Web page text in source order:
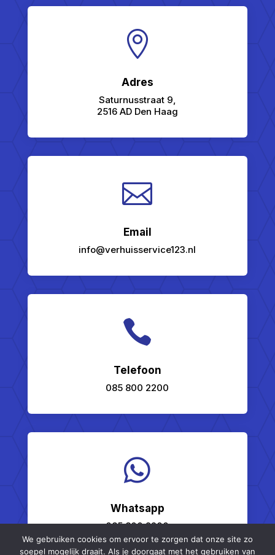

Adres
Saturnusstraat 9,
2516 AD Den Haag

Email
info@verhuisservice123.nl

Telefoon
085 800 2200

Whatsapp
085 800 2200
We gebruiken cookies om ervoor te zorgen dat onze site zo
soepel mogelijk draait. Als je doorgaat met het gebruiken van